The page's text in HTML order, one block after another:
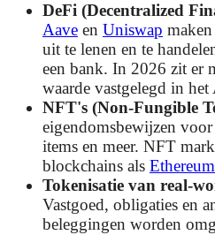
DeFi (Decentralized
Aave en Uniswap
uit te lenen en te
een bank. In 2026 zit er
waarde vastgelegd in
NFT's (Non-Fungible
eigendomsbewijzen
items en meer. NFT
blockchains als Ethereum
Tokenisatie van real-
Vastgoed, obligaties en
beleggingen worden